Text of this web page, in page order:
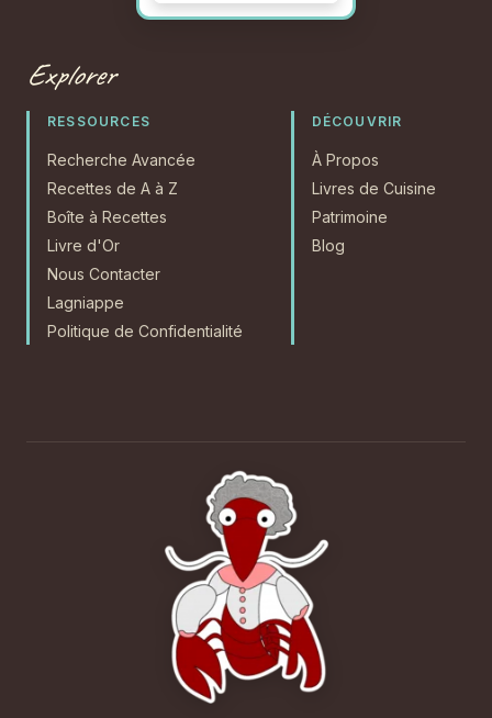
Explorer
RESSOURCES
Recherche Avancée
Recettes de A à Z
Boîte à Recettes
Livre d'Or
Nous Contacter
Lagniappe
Politique de Confidentialité
DÉCOUVRIR
À Propos
Livres de Cuisine
Patrimoine
Blog